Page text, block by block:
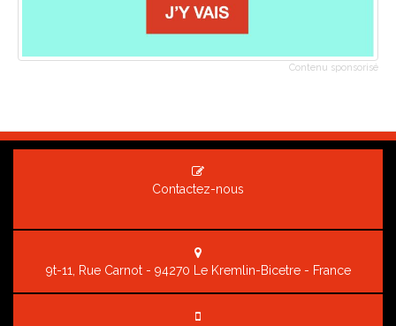
Contenu sponsorisé
Contactez-nous
9t-11, Rue Carnot - 94270 Le Kremlin-Bicetre - France